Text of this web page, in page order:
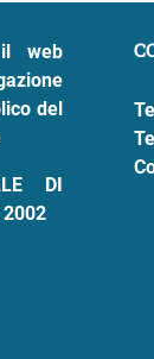
il web
del
DI
2002